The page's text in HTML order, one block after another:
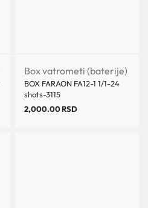
Box vatrometi (baterije)
BOX FARAON FA12-1 1/1-24
shots-3115
2,000.00RSD